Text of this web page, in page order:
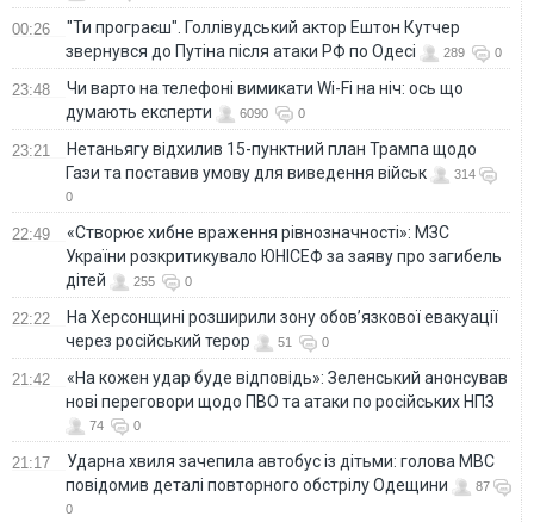
00:26
"Ти програєш". Голлівудський актор Ештон Кутчер
звернувся до Путіна після атаки РФ по Одесі
289 0
23:48
Чи варто на телефонi вимикати Wi-Fi на ніч: ось що
думають експерти
6090 0
23:21
Нетаньягу відхилив 15-пунктний план Трампа щодо
Гази та поставив умову для виведення військ
314
0
22:49
«Створює хибне враження рівнозначності»: МЗС
України розкритикувало ЮНІСЕФ за заяву про загибель
дітей
255 0
22:22
На Херсонщині розширили зону обов’язкової евакуації
через російський терор
51 0
21:42
«На кожен удар буде відповідь»: Зеленський анонсував
нові переговори щодо ПВО та атаки по російських НПЗ
74 0
21:17
Ударна хвиля зачепила автобус із дітьми: голова МВС
повідомив деталі повторного обстрілу Одещини
87
0